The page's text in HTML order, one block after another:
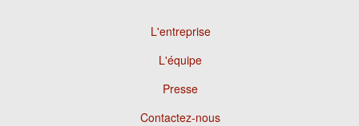
L'entreprise
L'équipe
Presse
Contactez-nous